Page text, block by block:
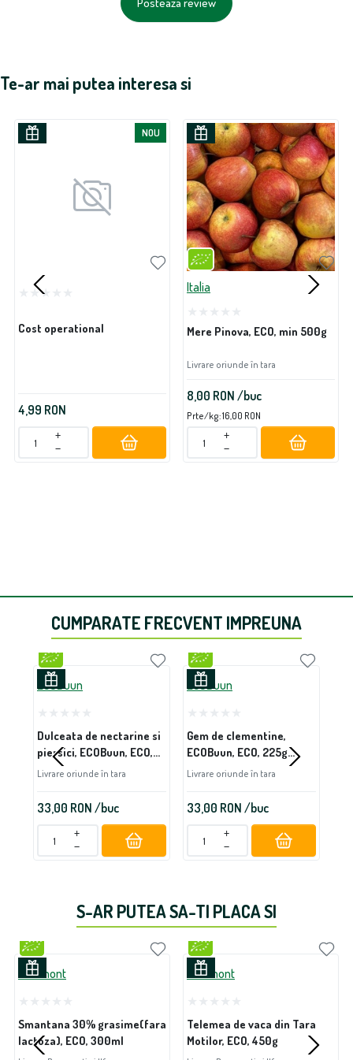
Te-ar mai putea interesa si
NOU
Cost operational
4,99 RON
+
−
Italia
Mere Pinova, ECO, min 500g
Livrare oriunde în tara
8,00 RON /buc
Prte/kg: 16,00 RON
+
−
CUMPARATE FRECVENT IMPREUNA
ECOBuun
Dulceata de nectarine si
piersici, ECOBuun, ECO,
200g (fara zahar)
Livrare oriunde în tara
33,00 RON /buc
+
−
ECOBuun
Gem de clementine,
ECOBuun, ECO, 225g
(fara zahar)
Livrare oriunde în tara
33,00 RON /buc
+
−
S-AR PUTEA SA-TI PLACA SI
Lactmont
Smantana 30% grasime(fara
lactoza), ECO, 300ml
Lactmont
Telemea de vaca din Tara
Motilor, ECO, 450g